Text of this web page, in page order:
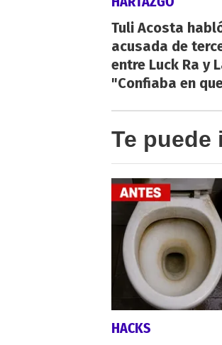
Tuli Acosta
acusada de
entre Luck Ra y
"Confiaba en
Te puede
HACKS